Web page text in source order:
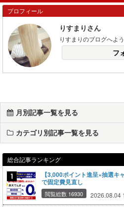
プロフィール
りすまりさん
りすまりのブログへよ
フ
月別記事一覧を見る
カテゴリ別記事一覧を見る
総合記事ランキング
【3,000ポイント進呈×抽選キ
で固定費見直し
閲覧総数 16930 2026.08.04